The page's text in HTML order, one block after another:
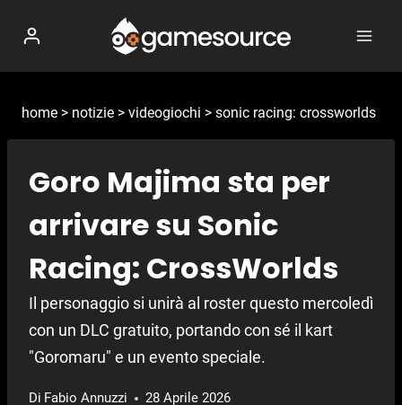
contenuto
home > notizie > videogiochi > sonic racing: crossworlds
Goro Majima sta per
arrivare su Sonic
Racing: CrossWorlds
Il personaggio si unirà al roster questo mercoledì
con un DLC gratuito, portando con sé il kart
"Goromaru" e un evento speciale.
Di Fabio Annuzzi 28 Aprile 2026